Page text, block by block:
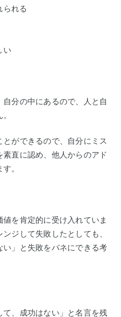
られる
い
分の中にあるので、人と自
ができるので、自分にミス
直に認め、他人からのアド
。
を肯定的に受け入れていま
ジして失敗したとしても、
い」と失敗をバネにできる考
、成功はない」と名言を残